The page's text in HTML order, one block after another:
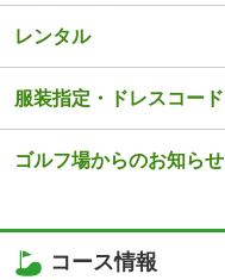
レンタル
服装指定・ドレスコード
ゴルフ場からのお知らせ
コース情報